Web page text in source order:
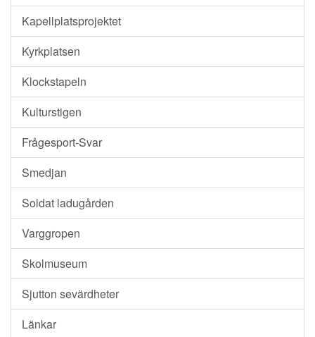
Kapellplatsprojektet
Kyrkplatsen
Klockstapeln
Kulturstigen
Frågesport-Svar
Smedjan
Soldat ladugården
Varggropen
Skolmuseum
Sjutton sevärdheter
Länkar